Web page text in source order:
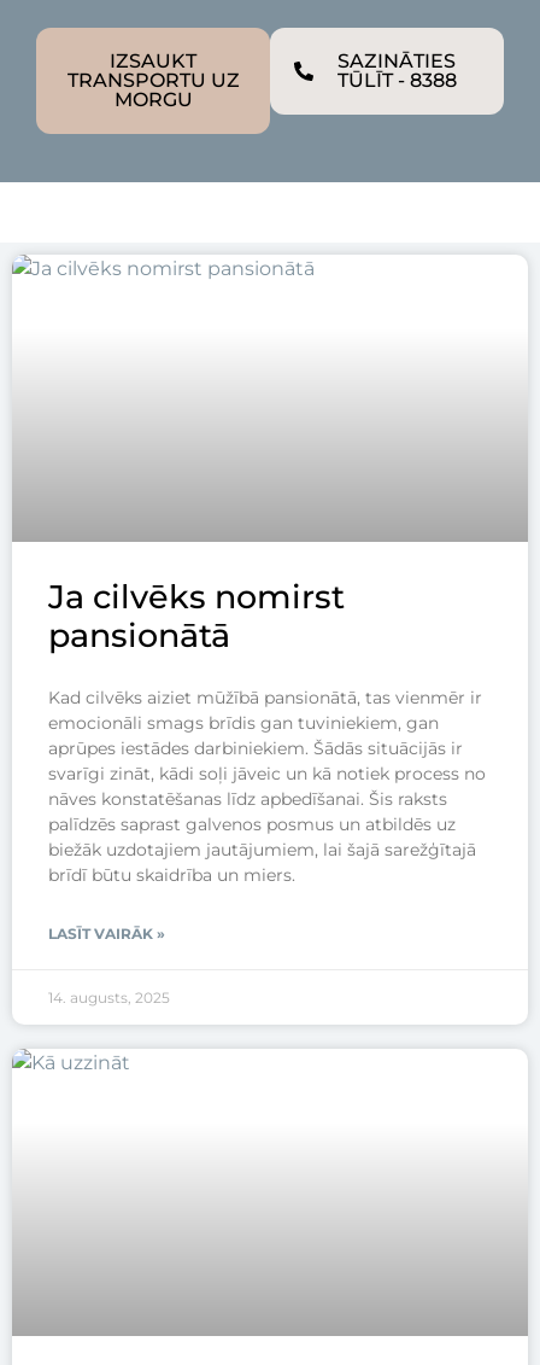
IZSAUKT
TRANSPORTU UZ
MORGU
SAZINĀTIES
TŪLĪT - 8388
Ja cilvēks nomirst
pansionātā
Kad cilvēks aiziet mūžībā pansionātā, tas vienmēr ir
emocionāli smags brīdis gan tuviniekiem, gan
aprūpes iestādes darbiniekiem. Šādās situācijās ir
svarīgi zināt, kādi soļi jāveic un kā notiek process no
nāves konstatēšanas līdz apbedīšanai. Šis raksts
palīdzēs saprast galvenos posmus un atbildēs uz
biežāk uzdotajiem jautājumiem, lai šajā sarežģītajā
brīdī būtu skaidrība un miers.
LASĪT VAIRĀK »
14. augusts, 2025